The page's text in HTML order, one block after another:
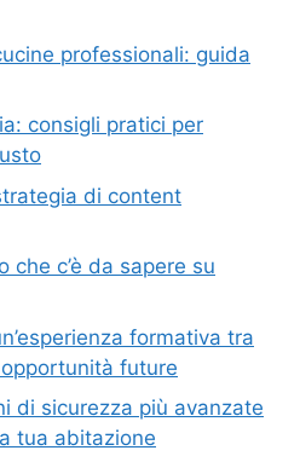
professionali: guida
consigli pratici per
di content
che c’è da sapere su
formativa tra
future
di sicurezza più avanzate
tua abitazione